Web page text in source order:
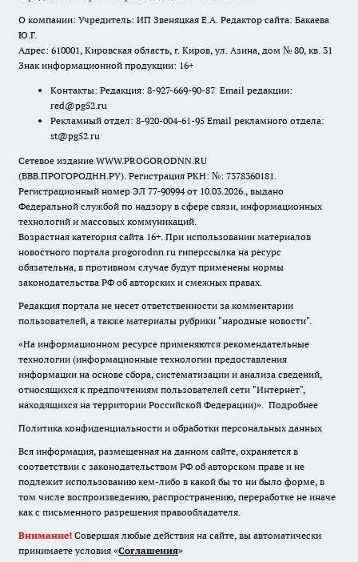
О компании: Учредитель: ИП Звеняцкая Е.А. Редактор сайта: Бакаева
Ю.Г.
Адрес: 610001, Кировская область, г. Киров, ул. Азина, дом № 80, кв. 31
Знак информационной продукции: 16+
Контакты: Редакция: 8-927-669-90-87 Email редакции:
red@pg52.ru
Рекламный отдел: 8-920-004-61-95 Email рекламного отдела:
st@pg52.ru
Сетевое издание WWW.PROGORODNN.RU
(ВВВ.ПРОГОРОДНН.РУ). Регистрация РКН: №: 7378360181.
Регистрационный номер ЭЛ 77-90994 от 10.03.2026., выдано
Федеральной службой по надзору в сфере связи, информационных
технологий и массовых коммуникаций.
Возрастная категория сайта 16+. При использовании материалов
новостного портала progorodnn.ru гиперссылка на ресурс
обязательна, в противном случае будут применены нормы
законодательства РФ об авторских и смежных правах.
Редакция портала не несет ответственности за комментарии
пользователей, а также материалы рубрики "народные новости".
«На информационном ресурсе применяются рекомендательные
технологии (информационные технологии предоставления
информации на основе сбора, систематизации и анализа сведений,
относящихся к предпочтениям пользователей сети "Интернет",
находящихся на территории Российской Федерации)». Подробнее
Политика конфиденциальности и обработки персональных данных
Вся информация, размещенная на данном сайте, охраняется в
соответствии с законодательством РФ об авторском праве и не
подлежит использованию кем-либо в какой бы то ни было форме, в
том числе воспроизведению, распространению, переработке не иначе
как с письменного разрешения правообладателя.
Внимание! Совершая любые действия на сайте, вы автоматически
принимаете условия «Cоглашения»